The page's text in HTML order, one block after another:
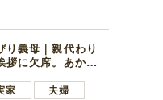
マ
り義母｜親代わり
拶に欠席。あから
家
夫婦